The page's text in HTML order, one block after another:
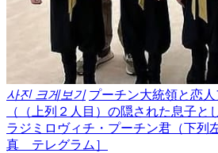
사진 크게보기 プーチン大統領と恋
（（上列２人目）の隠された息子と
ラジミロヴィチ・プーチン君（下
真 テレグラム］